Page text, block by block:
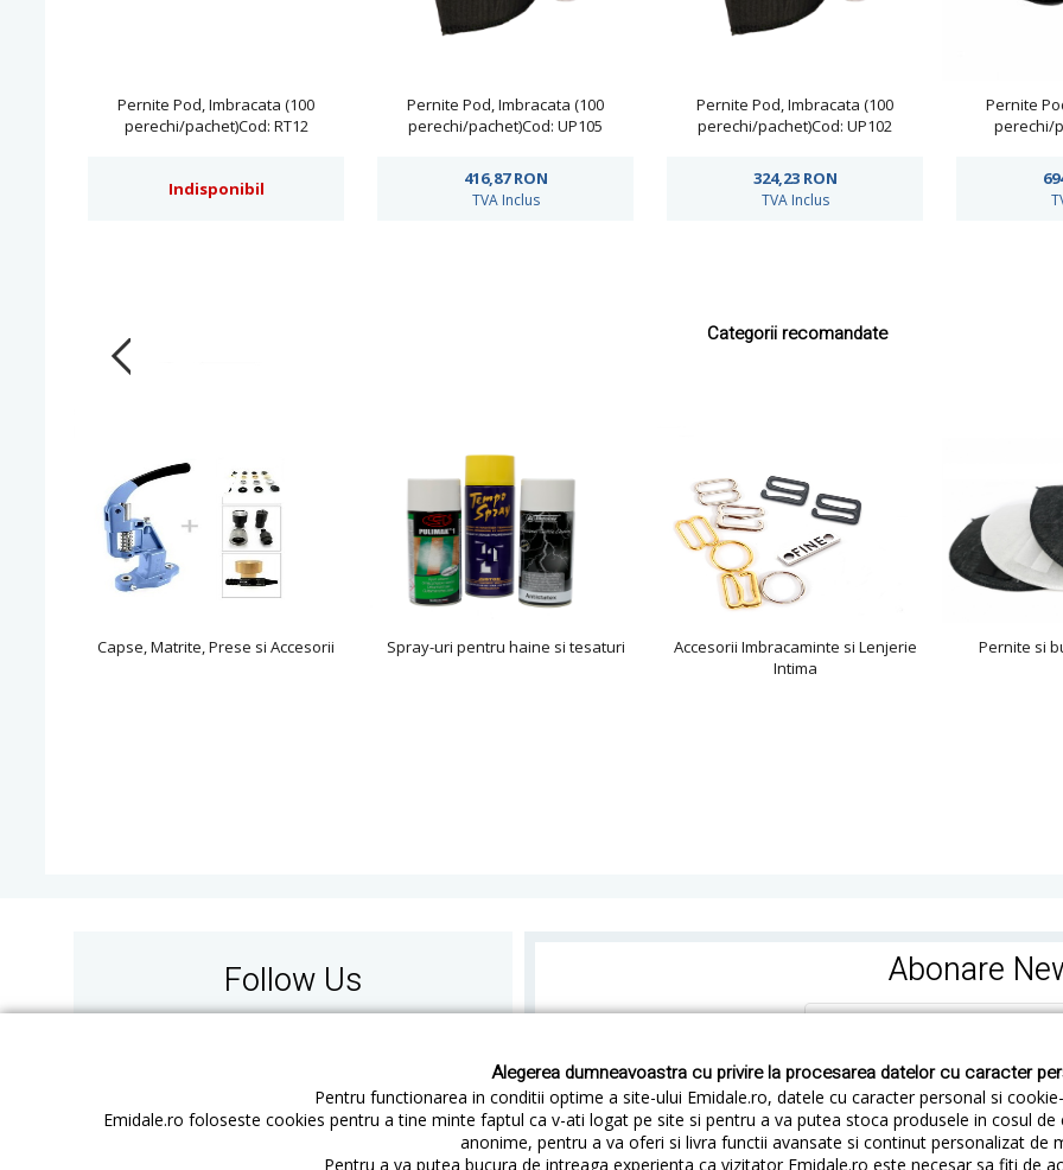
Alegerea dumneavoastra cu privire la procesarea datelor cu caracter
Pentru functionarea in conditii optime a site-ului Emidale.ro, datele cu caracter personal si
Emidale.ro foloseste cookies pentru a tine minte faptul ca v-ati logat pe site si pentru a va putea stoca produsele in cosul
anonime, pentru a va oferi si livra functii avansate si continut personalizat de
Pentru a va putea bucura de intreaga experienta ca vizitator Emidale.ro este necesar sa fiti de
Pernite Pod, Imbracata (100
perechi/pachet)Cod: RT12
Indisponibil
Pernite Pod, Imbracata (100
perechi/pachet)Cod: UP105
416,87RON
TVA Inclus
Pernite Pod, Imbracata (100
perechi/pachet)Cod: UP102
324,23 RON
TVA Inclus
Pernite
perechi/
Categorii recomandate
Capse, Matrite, Prese si Accesorii Spray-uri pentru haine si tesaturi
Accesorii Imbracaminte si Lenjerie
Intima
Pernite si
Follow Us Abonare
Cum cumperi Cum platesc Cum livram Cum returnezi Termeni si Conditii